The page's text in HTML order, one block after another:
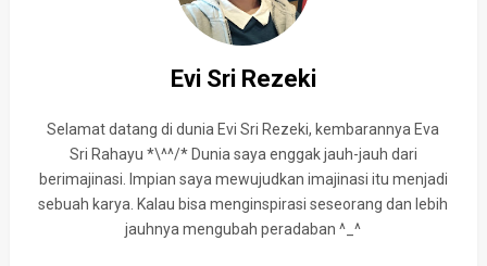
Evi Sri Rezeki
Selamat datang di dunia Evi Sri Rezeki, kembarannya Eva
Sri Rahayu *\^^/* Dunia saya enggak jauh-jauh dari
berimajinasi. Impian saya mewujudkan imajinasi itu menjadi
sebuah karya. Kalau bisa menginspirasi seseorang dan lebih
jauhnya mengubah peradaban ^_^